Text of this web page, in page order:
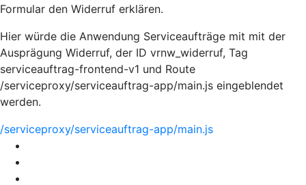
Formular den Widerruf erklären.
Hier würde die Anwendung Serviceaufträge mit mit der
Ausprägung Widerruf, der ID vrnw_widerruf, Tag
serviceauftrag-frontend-v1 und Route
/serviceproxy/serviceauftrag-app/main.js eingeblendet
werden.
/serviceproxy/serviceauftrag-app/main.js